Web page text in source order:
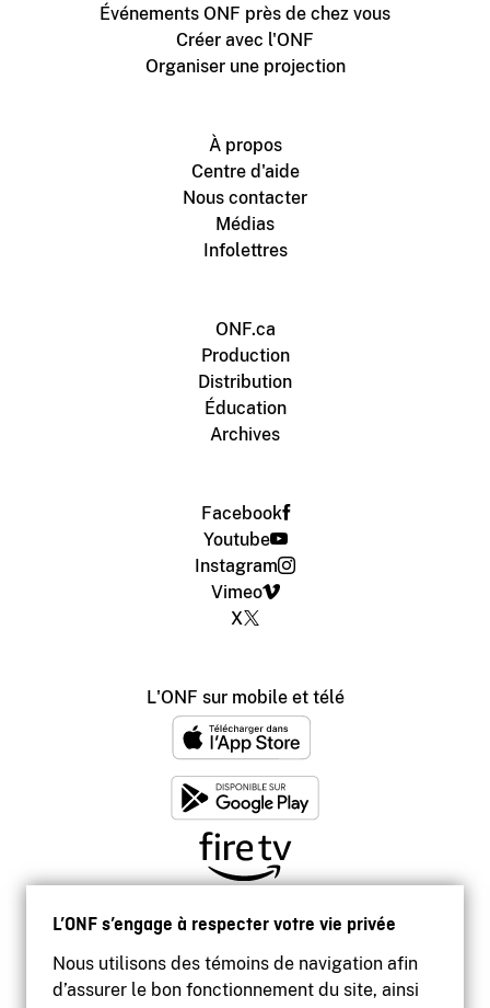
L’ONF s’engage à respecter votre vie privée
Nous utilisons des témoins de navigation afin
d’assurer le bon fonctionnement du site, ainsi
Événements ONF près de chez vous
Créer avec l'ONF
Organiser une projection
À propos
Centre d'aide
Nous contacter
Médias
Infolettres
ONF.ca
Production
Distribution
Éducation
Archives
Facebook
Youtube
Instagram
Vimeo
X
L'ONF sur mobile et télé